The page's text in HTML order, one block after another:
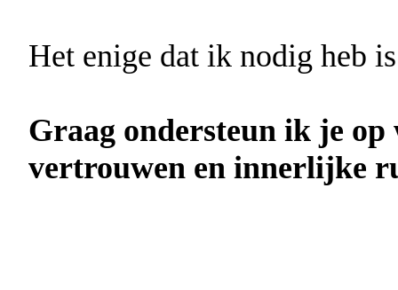
Het enige dat ik nodig heb
Graag ondersteun ik je op
vertrouwen en innerlijke